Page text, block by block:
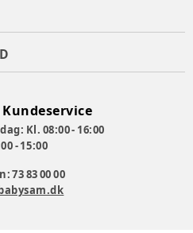
Kundeservice
Kl. 08:00 - 16:00
- 15:00
73 83 00 00